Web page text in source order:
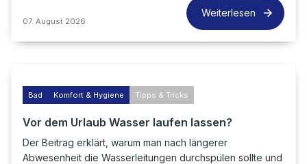
07. August 2026
Weiterlesen
Bad Komfort & Hygiene Tipps & Tricks
Vor dem Urlaub Wasser laufen lassen?
Der Beitrag erklärt, warum man nach längerer
Abwesenheit die Wasserleitungen durchspülen sollte und